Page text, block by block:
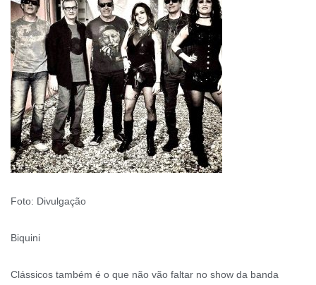
Foto: Divulgação
Biquini
Clássicos também é o que não vão faltar no show da banda